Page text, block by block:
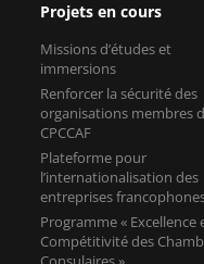
Projets en cours
Missions d’études et
immersions
Renforcer la sécurité des
organisations membres
CPCCAF
Plateforme pour
l’internationalisation des
entreprises
Programme « Excellence
Compétitivité des